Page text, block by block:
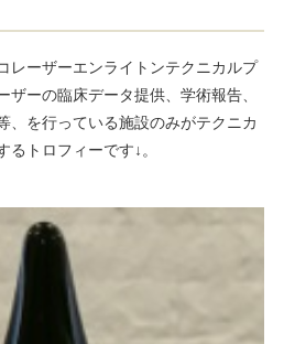
レーザーエンライトンテクニカルプ
ザーの臨床データ提供、学術報告、
、を行っている施設のみがテクニカ
るトロフィーです↓。